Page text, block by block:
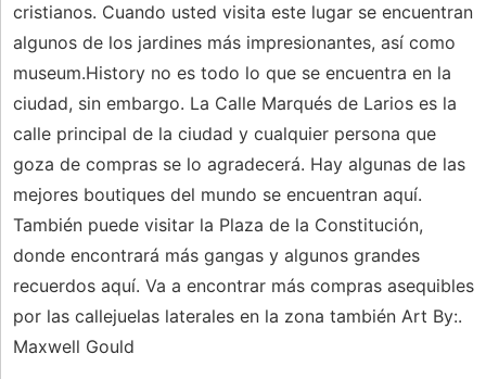
cristianos. Cuando usted visita este lugar se encuentran
algunos de los jardines más impresionantes, así como
museum.History no es todo lo que se encuentra en la
ciudad, sin embargo. La Calle Marqués de Larios es la
calle principal de la ciudad y cualquier persona que
goza de compras se lo agradecerá. Hay algunas de las
mejores boutiques del mundo se encuentran aquí.
También puede visitar la Plaza de la Constitución,
donde encontrará más gangas y algunos grandes
recuerdos aquí. Va a encontrar más compras asequibles
por las callejuelas laterales en la zona también Art By:.
Maxwell Gould